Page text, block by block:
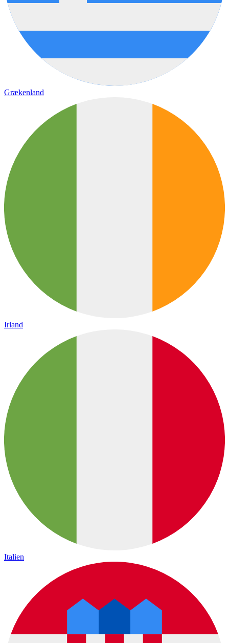
Grækenland
Irland
Italien